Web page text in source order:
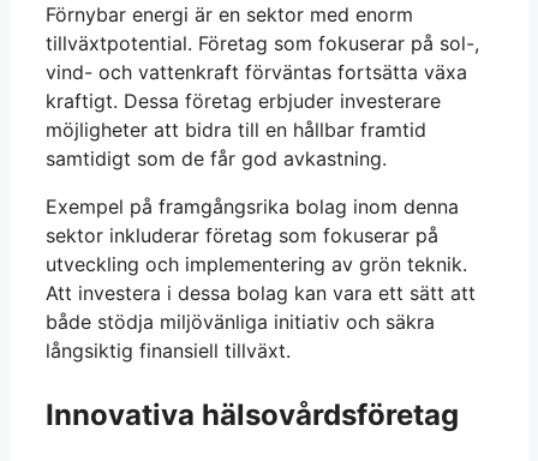
Förnybar energi är en sektor med enorm
tillväxtpotential. Företag som fokuserar på sol-,
vind- och vattenkraft förväntas fortsätta växa
kraftigt. Dessa företag erbjuder investerare
möjligheter att bidra till en hållbar framtid
samtidigt som de får god avkastning.
Exempel på framgångsrika bolag inom denna
sektor inkluderar företag som fokuserar på
utveckling och implementering av grön teknik.
Att investera i dessa bolag kan vara ett sätt att
både stödja miljövänliga initiativ och säkra
långsiktig finansiell tillväxt.
Innovativa hälsovårdsföretag